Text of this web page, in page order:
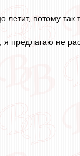
потому так
я предлагаю не